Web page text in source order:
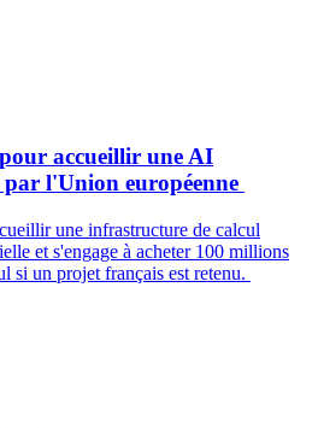
accueillir une AI
l'Union européenne
une infrastructure de calcul
et s'engage à acheter 100 millions
si un projet français est retenu.